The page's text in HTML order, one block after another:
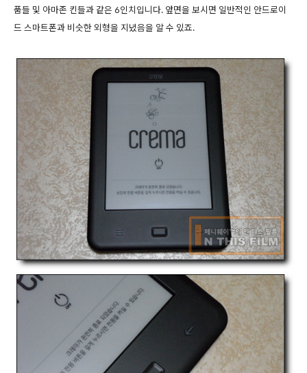
품들 및 아마존 킨들과 같은 6인치입니다. 앞면을 보시면 일반적인 안드로이
드 스마트폰과 비슷한 외형을 지녔음을 알 수 있죠.